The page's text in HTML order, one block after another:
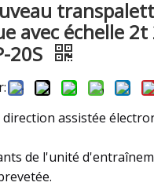
avec échelle
20S
direction assistée
de l'unité